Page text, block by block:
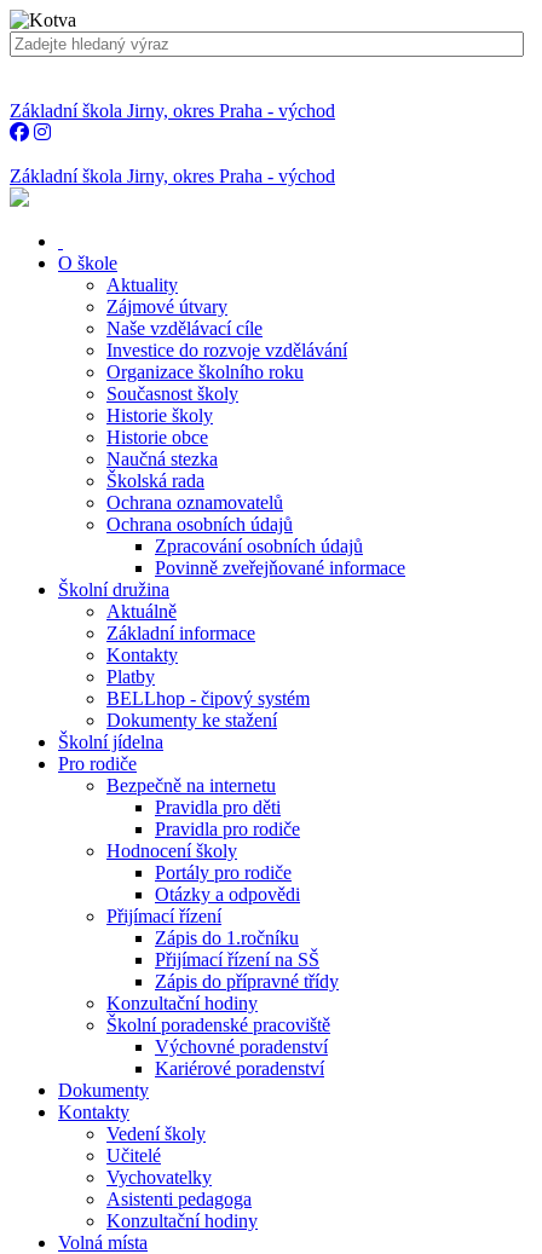
Základní škola Jirny, okres Praha - východ
Základní škola Jirny, okres Praha - východ
O škole
Aktuality
Zájmové útvary
Naše vzdělávací cíle
Investice do rozvoje vzdělávání
Organizace školního roku
Současnost školy
Historie školy
Historie obce
Naučná stezka
Školská rada
Ochrana oznamovatelů
Ochrana osobních údajů
Zpracování osobních údajů
Povinně zveřejňované informace
Školní družina
Aktuálně
Základní informace
Kontakty
Platby
BELLhop - čipový systém
Dokumenty ke stažení
Školní jídelna
Pro rodiče
Bezpečně na internetu
Pravidla pro děti
Pravidla pro rodiče
Hodnocení školy
Portály pro rodiče
Otázky a odpovědi
Přijímací řízení
Zápis do 1.ročníku
Přijímací řízení na SŠ
Zápis do přípravné třídy
Konzultační hodiny
Školní poradenské pracoviště
Výchovné poradenství
Kariérové poradenství
Dokumenty
Kontakty
Vedení školy
Učitelé
Vychovatelky
Asistenti pedagoga
Konzultační hodiny
Volná místa